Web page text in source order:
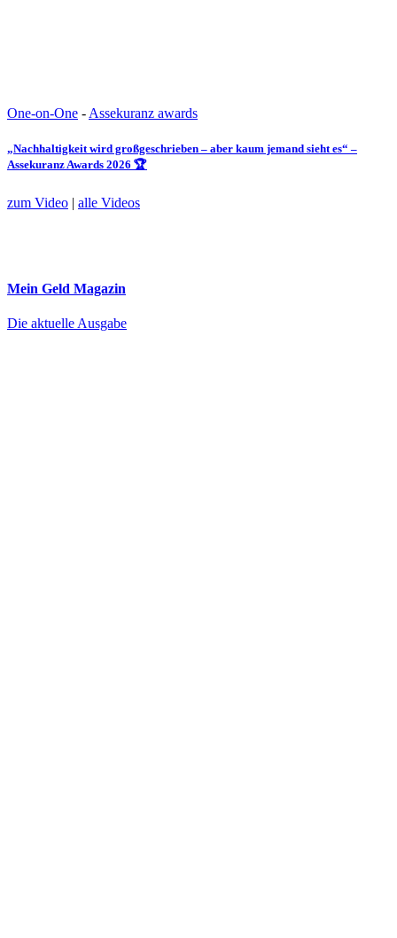
One-on-One -Assekuranz awards
„Nachhaltigkeit wird großgeschrieben – aber kaum jemand sieht es“ –
Assekuranz Awards 2026 🏆
zum Video | alle Videos
Mein Geld Magazin
Die aktuelle Ausgabe